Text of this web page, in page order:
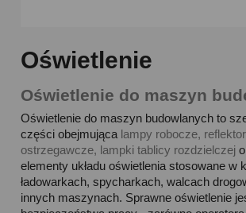
Oświetlenie
Oświetlenie do maszyn
Oświetlenie do maszyn budowlanych to
części obejmująca lampy robocze,
ostrzegawcze, lampki tablicy rozdzielczej
elementy układu oświetlenia stosowane w
ładowarkach, spycharkach, walcach
innych maszynach. Sprawne oświetlenie